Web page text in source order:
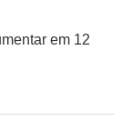
em 12